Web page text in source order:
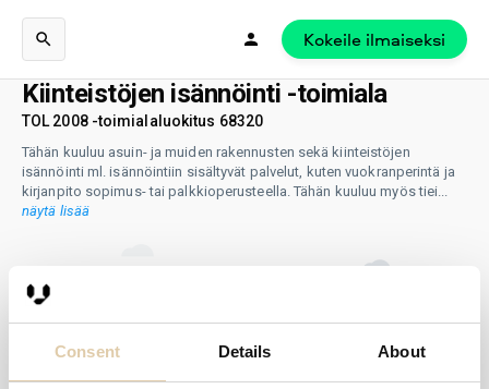
Consent Details About
Kokeile ilmaiseksi
Kiinteistöjen isännöinti -toimiala
TOL 2008 -toimialaluokitus 68320
Tähän kuuluu asuin- ja muiden rakennusten sekä kiinteistöjen
isännöinti ml. isännöintiin sisältyvät palvelut, kuten vuokranperintä ja
kirjanpito sopimus- tai palkkioperusteella. Tähän kuuluu myös tiei...
näytä lisää